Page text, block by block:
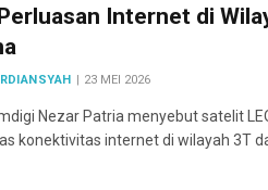
Internet di
23 MEI 2026
Nezar Patria menyebut satelit
konektivitas internet di wilayah 3T